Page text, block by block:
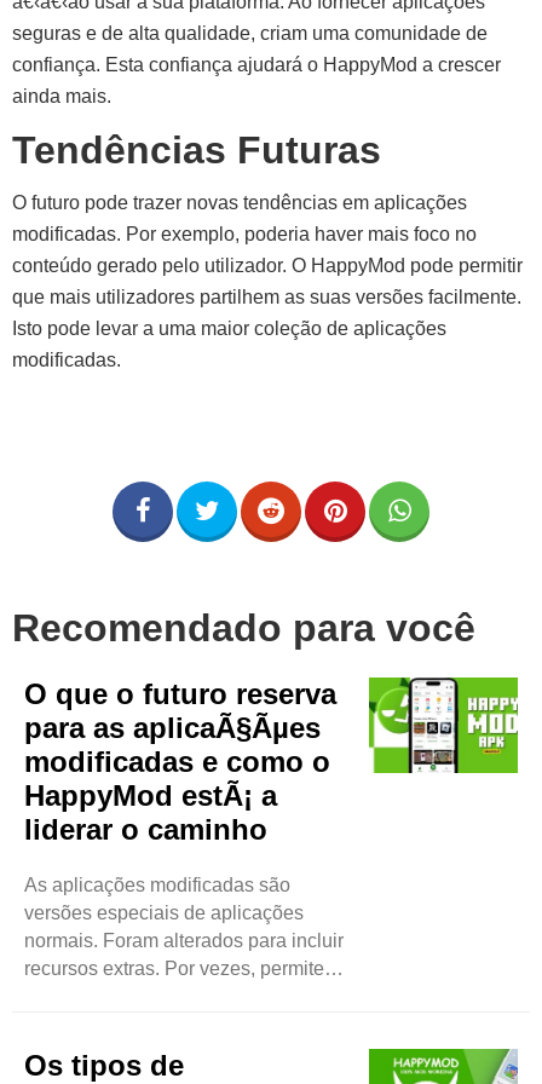
seguras e de alta qualidade, criam uma comunidade de
confiança. Esta confiança ajudará o HappyMod a crescer
ainda mais.
Tendências Futuras
O futuro pode trazer novas tendências em aplicações
modificadas. Por exemplo, poderia haver mais foco no
conteúdo gerado pelo utilizador. O HappyMod pode permitir
que mais utilizadores partilhem as suas versões facilmente.
Isto pode levar a uma maior coleção de aplicações
modificadas.
Recomendado para você
O que o futuro reserva
para as aplicaÃ§Ãµes
modificadas e como o
HappyMod estÃ¡ a
liderar o caminho
As aplicações modificadas são
versões especiais de aplicações
normais. Foram alterados para incluir
recursos extras. Por vezes, permitem
gostam de aplicações modificadas
porque oferecem mais diversão ou
Os tipos de